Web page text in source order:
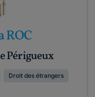
ROC
Périgueux
Droit des étrangers